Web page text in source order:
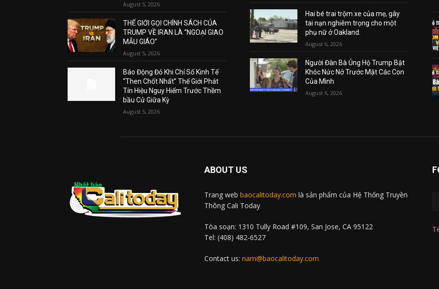
August 5, 2026
THẾ GIỚI GỌI CHÍNH SÁCH CỦA
TRUMP VỀ IRAN LÀ “NGOẠI GIAO
MẪU GIÁO”
August 5, 2026
Báo Động Đỏ Khi Chỉ Số Kinh Tế
“Then Chốt Nhất” Thế Giới Phát
Tín Hiệu Nguy Hiểm Trước Thềm
bầu Cử Giữa Kỳ
August 5, 2026
Hai bé trai trộm xe của mẹ, gây
tai nạn nghiêm trọng cho một
phụ nữ ở Oakland.
August 6, 2026
Người Đàn Bà Ủng Hộ Trump Bật
Khóc Nức Nở Trước Mặt Các Con
Của Mình
August 6, 2026
ABOUT US
Trang web baocalitoday.com là sản phẩm của Hệ Thống Truyền
Thông Cali Today
Tòa soạn: 1310 Tully Road #109, San Jose, CA 95122
Tel: (408) 482-6527
Contact us: nam@baocalitoday.com